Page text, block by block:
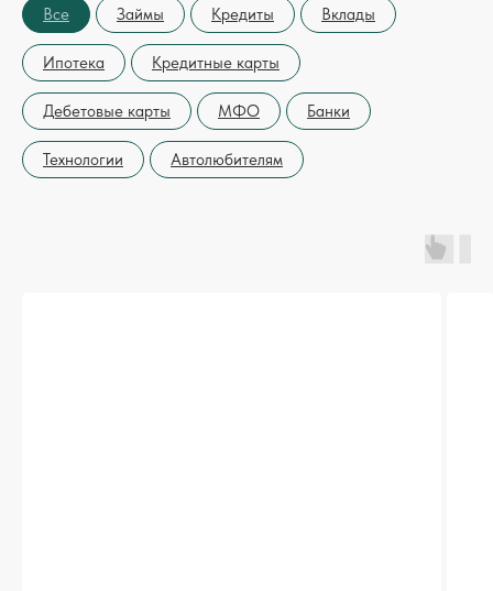
Все Займы Кредиты Вклады
Ипотека Кредитные карты
Дебетовые карты МФО Банки
Технологии Автолюбителям